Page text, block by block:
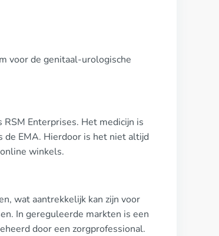
voor de genitaal-urologische
Enterprises. Het medicijn is
de EMA. Hierdoor is het niet altijd
winkels.
wat aantrekkelijk kan zijn voor
In gereguleerde markten is een
door een zorgprofessional.